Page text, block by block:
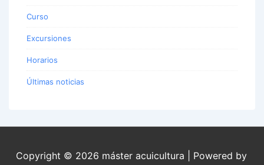
Curso
Excursiones
Horarios
Últimas noticias
Copyright © 2026 máster acuicultura | Powered by